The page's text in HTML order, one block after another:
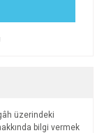
üzerindeki
bilgi vermek